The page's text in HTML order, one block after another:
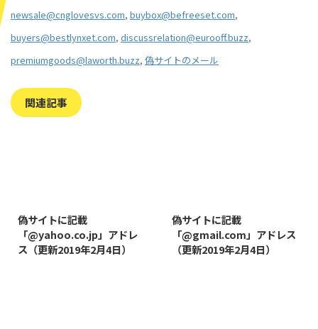
newsale@cnglovesvs.com, buybox@befreeset.com,
buyers@bestlynxet.com, discussrelation@eurooff.buzz,
premiumgoods@laworth.buzz, 偽サイトのメール
関連記事
偽サイトに記載
「@yahoo.co.jp」アドレ
ス（更新2019年2月4日）
偽サイトに記載
「@gmail.com」アドレス
（更新2019年2月4日）